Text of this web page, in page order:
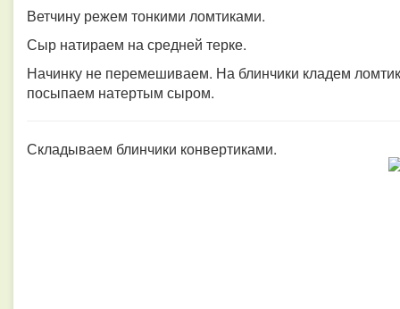
Ветчину режем тонкими ломтиками.
Сыр натираем на средней терке.
Начинку не перемешиваем. На блинчики кладем
посыпаем натертым сыром.
Складываем блинчики конвертиками.